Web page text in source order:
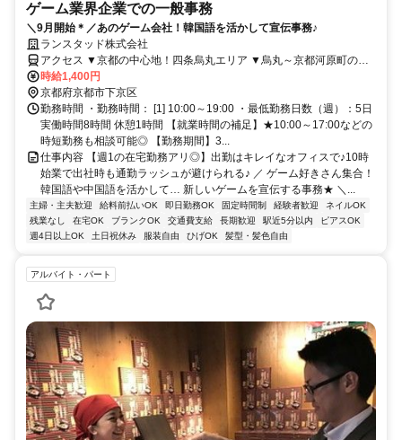
ゲーム業界企業での一般事務
＼9月開始＊／あのゲーム会社！韓国語を活かして宣伝事務♪
ランスタッド株式会社
アクセス ▼京都の中心地！四条烏丸エリア ▼烏丸～京都河原町の地
上出口でてスグ！
時給1,400円
京都府京都市下京区
勤務時間 ・勤務時間： [1] 10:00～19:00 ・最低勤務日数（週）：5日
実働時間8時間 休憩1時間 【就業時間の補足】★10:00～17:00などの
時短勤務も相談可能◎ 【勤務期間】3...
仕事内容 【週1の在宅勤務アリ◎】出勤はキレイなオフィスで♪10時
始業で出社時も通勤ラッシュが避けられる♪ ／ ゲーム好きさん集合！
韓国語や中国語を活かして… 新しいゲームを宣伝する事務★ ＼...
主婦・主夫歓迎 給料前払いOK 即日勤務OK 固定時間制 経験者歓迎
ネイルOK
残業なし
在宅OK ブランクOK 交通費支給 長期歓迎 駅近5分以内
ピアスOK
週4日以上OK
土日祝休み 服装自由 ひげOK 髪型・髪色自由
アルバイト・パート